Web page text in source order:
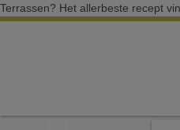
Terrassen? Het allerbeste recept